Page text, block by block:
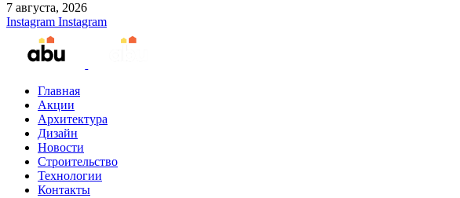
7 августа, 2026
Instagram Instagram
Главная
Акции
Архитектура
Дизайн
Новости
Строительство
Технологии
Контакты